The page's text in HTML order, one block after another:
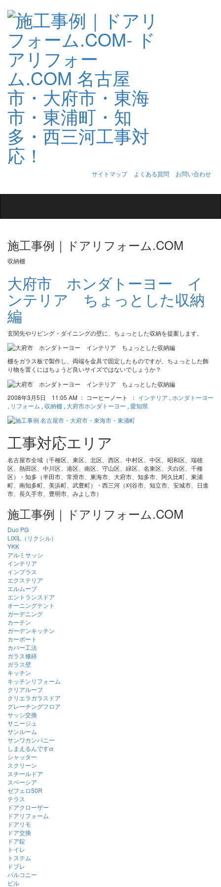
サイトマップ よくある質問
お問い合わせ
施工事例｜ドアリフォーム.COM
収納棚
大府市 ホンダトーヨー イ
ンテリア ちょっとした収納
編
玄関先やリビング・ダイニングの壁に、ちょっとした収納を提案します。
棚をガラス板で製作し、両端を金具で固定したものですが、ちょっとした飾
り物を置くにはちょうど良いサイズではないでしょうか？
2008年3月5日 11:05 AM ： コーヒーノート ： インテリア , ホンダトーヨー
, リフォーム , 収納棚 , 大府市ホンダトーヨー , 愛知県
工事対応エリア
名古屋市全域（千種区、東区、北区、西区、中村区、中区、昭和区、瑞穂
区、熱田区、中川区、港区、南区、守山区、緑区、名東区、天白区、千種
区）・知多（半田市、常滑市、東海市、大府市、知多市、阿久比町、東浦
町、南知多町、美浜町、武豊町）・西三河（刈谷市、知立市、安城市、日進
市、長久手市、豊明市、みよし市）
施工事例｜ドアリフォーム.COM
Duo PG
LIXIL（リクシル）
YKK
アルミサッシ
インテリア
インプラス
エクステリア
エルムーブ
エントランスドア
オーニングテント
ガーデニング
カーテン
ガーデンキッチン
カーポート
カバー工法
ガラス修繕
ガラス壁
キッチン
キッチンリフォーム
クリアルーフ
クリエラガラスドア
グレーチングフロア
サッシ交換
サニージュ
サンルーム
サンワカンパニー
しまえるんですα
シャッター
スクリーン
スチールドア
スペーシア
ゼフェロ50R
テラス
ドアクローザー
ドアリフォーム
ドアリモ
ドア交換
ドア錠
トイレ
トステム
ドブレ
バルコニー
ビル